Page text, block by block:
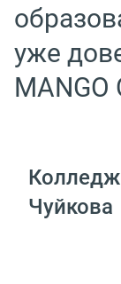
уже
MANGO
Чуйкова